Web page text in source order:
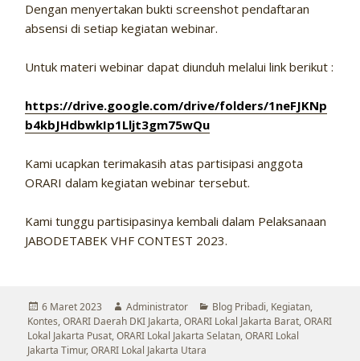
Dengan menyertakan bukti screenshot pendaftaran
absensi di setiap kegiatan webinar.
Untuk materi webinar dapat diunduh melalui link berikut :
https://drive.google.com/drive/folders/1neFJKNp
b4kbJHdbwkIp1Lljt3gm75wQu
Kami ucapkan terimakasih atas partisipasi anggota
ORARI dalam kegiatan webinar tersebut.
Kami tunggu partisipasinya kembali dalam Pelaksanaan
JABODETABEK VHF CONTEST 2023.
Diposkan
pada
6 Maret 2023 Penulis
Administrator Kategori
Blog Pribadi, Kegiatan,
Kontes,ORARI Daerah DKI Jakarta,ORARI Lokal Jakarta Barat,ORARI
Lokal Jakarta Pusat,ORARI Lokal Jakarta Selatan,ORARI Lokal
Jakarta Timur,ORARI Lokal Jakarta Utara